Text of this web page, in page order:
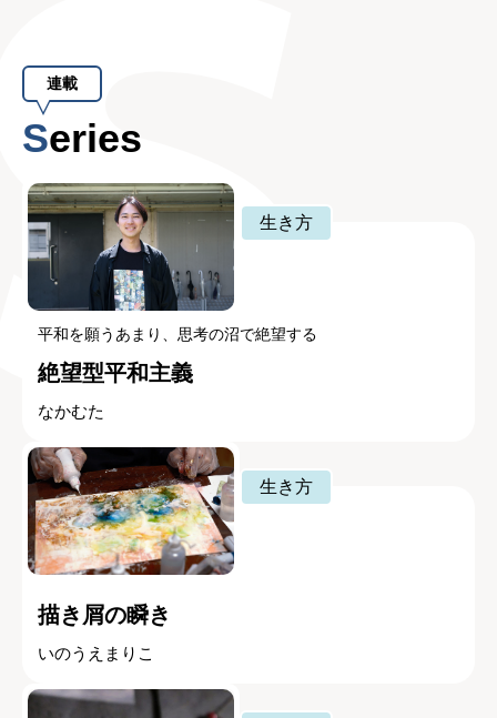
連載
Series
生き方
平和を願うあまり、思考の沼で絶望する
絶望型平和主義
なかむた
生き方
描き屑の瞬き
いのうえまりこ